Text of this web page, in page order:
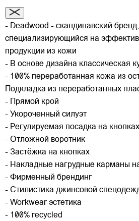
- Deadwood - скандинавский бренд,
специализирующийся на
продукции из кожи
- В основе дизайна классическая
- 100% переработанная кожа из
Подкладка из переработанных
- Прямой крой
- Укороченный силуэт
- Регулируемая посадка на
- Отложной воротник
- Застёжка на кнопках
- Накладные нагрудные карманы
- Фирменный брендинг
- Стилистика джинсовой
- Workwear эстетика
- 100% recycled